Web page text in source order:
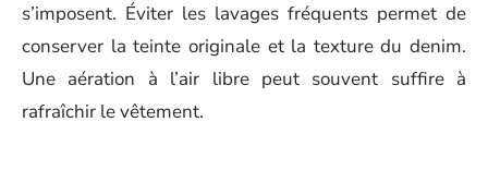
s’imposent. Éviter les lavages fréquents permet de
conserver la teinte originale et la texture du denim.
Une aération à l’air libre peut souvent suffire à
rafraîchir le vêtement.